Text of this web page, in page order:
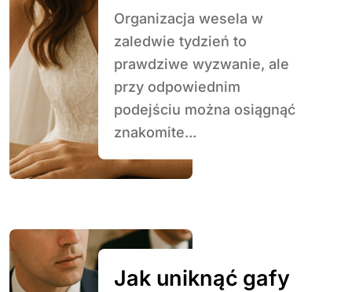
Organizacja wesela w
zaledwie tydzień to
prawdziwe wyzwanie, ale
przy odpowiednim
podejściu można osiągnąć
znakomite...
Jak uniknąć gafy